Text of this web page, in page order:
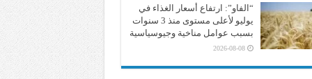
“الفاو”: ارتفاع أسعار الغذاء في
يوليو لأعلى مستوى منذ 3 سنوات
بسبب عوامل مناخية وجيوسياسية
2026-08-08